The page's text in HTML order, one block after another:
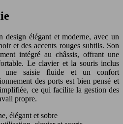
design élégant et moderne, avec un
et des accents rouges subtils. Son
intégré au châssis, offrant une
Le clavier et la souris inclus
une saisie fluide et un confort
des ports est bien pensé et
ce qui facilite la gestion des
propre.
élégant et sobre